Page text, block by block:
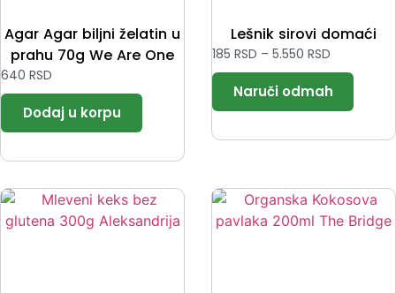
Agar Agar biljni želatin u
prahu 70g We Are One
640 RSD
Lešnik sirovi domaći
185 RSD – 5.550 RSD